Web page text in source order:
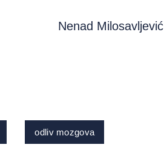
Nenad Milosavljević
odliv mozgova